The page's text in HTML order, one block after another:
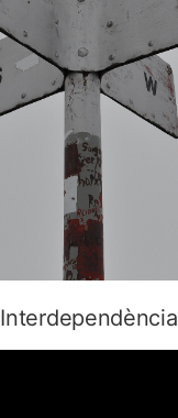
Interdependència